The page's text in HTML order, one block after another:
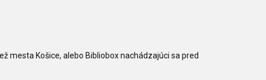
mesta Košice, alebo Bibliobox nachádzajúci sa pred